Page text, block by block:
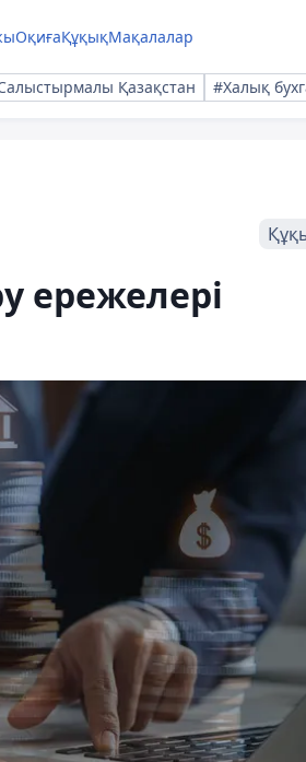
ОқиғаҚұқықМақалалар
Қазақстан #Халық
ережелері